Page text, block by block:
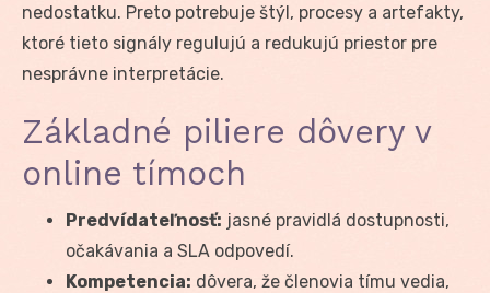
nedostatku. Preto potrebuje štýl, procesy a artefakty,
ktoré tieto signály regulujú a redukujú priestor pre
nesprávne interpretácie.
Základné piliere dôvery v
online tímoch
Predvídateľnosť: jasné pravidlá dostupnosti,
očakávania a SLA odpovedí.
Kompetencia: dôvera, že členovia tímu vedia,